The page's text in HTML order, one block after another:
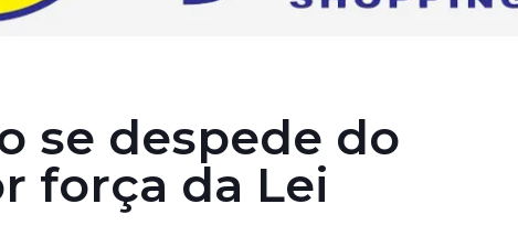
se despede do
força da Lei